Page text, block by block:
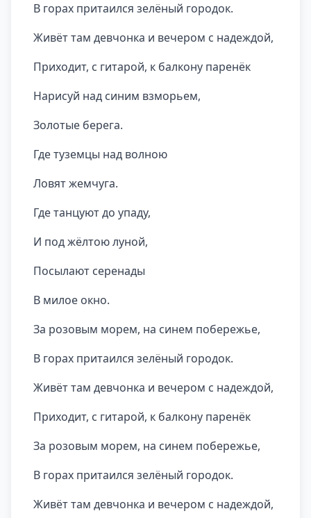
В горах притаился зелёный городок.
Живёт там девчонка и вечером с надеждой,
Приходит, с гитарой, к балкону паренёк
Нарисуй над синим взморьем,
Золотые берега.
Где туземцы над волною
Ловят жемчуга.
Где танцуют до упаду,
И под жёлтою луной,
Посылают серенады
В милое окно.
За розовым морем, на синем побережье,
В горах притаился зелёный городок.
Живёт там девчонка и вечером с надеждой,
Приходит, с гитарой, к балкону паренёк
За розовым морем, на синем побережье,
В горах притаился зелёный городок.
Живёт там девчонка и вечером с надеждой,